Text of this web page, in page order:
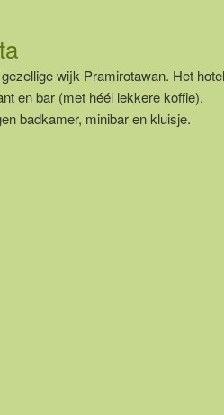
wijk Pramirotawan. Het
en bar (met héél lekkere koffie).
badkamer, minibar en kluisje.